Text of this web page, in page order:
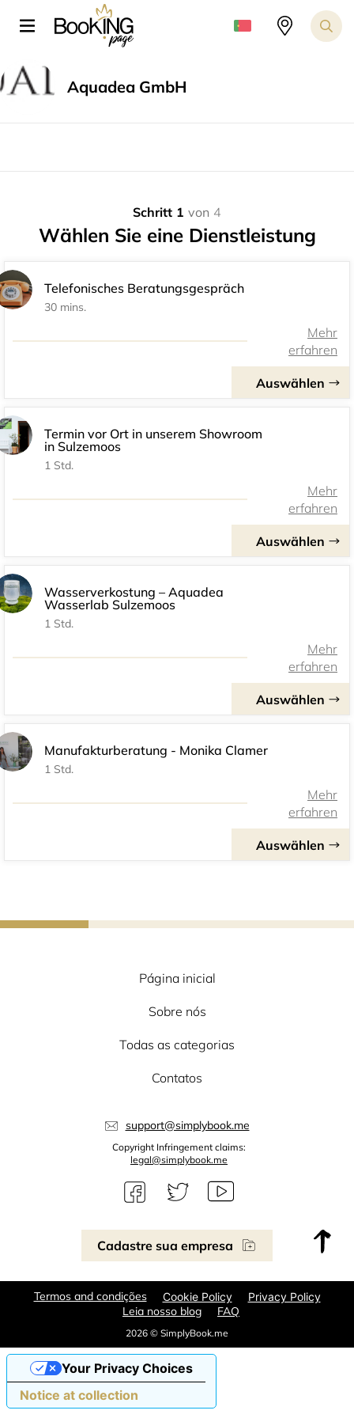
Cadastre sua empresa
Página inicial
Sobre nós
Todas as categorias
Contatos
support@simplybook.me
Copyright Infringement claims:
legal@simplybook.me
2026 © SimplyBook.me
Termos and condições Cookie Policy Privacy Policy
Leia nosso blog FAQ
Notice at collection
Your Privacy Choices